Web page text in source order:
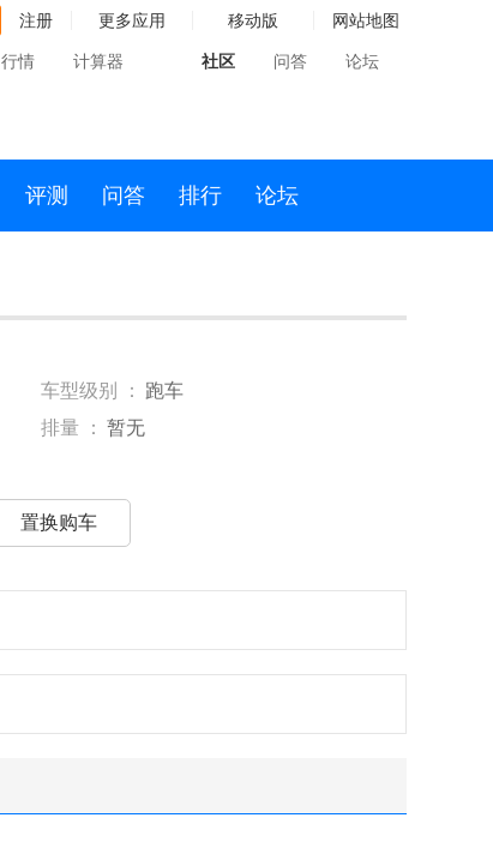
注册 更多应用 移动版 网站地图
行情 计算器 社区 问答 论坛
评测 问答 排行 论坛
车型级别 ：
跑车
排量 ： 暂无
置换购车